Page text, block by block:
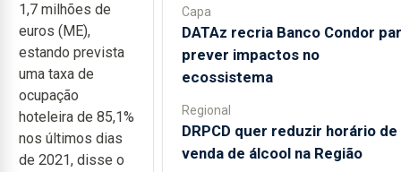
1,7 milhões de
euros (ME),
estando prevista
uma taxa de
ocupação
hoteleira de 85,1%
nos últimos dias
de 2021, disse o
Capa
DATAz recria Banco Condor
prever impactos no
ecossistema
Regional
DRPCD quer reduzir horário de
venda de álcool na Região